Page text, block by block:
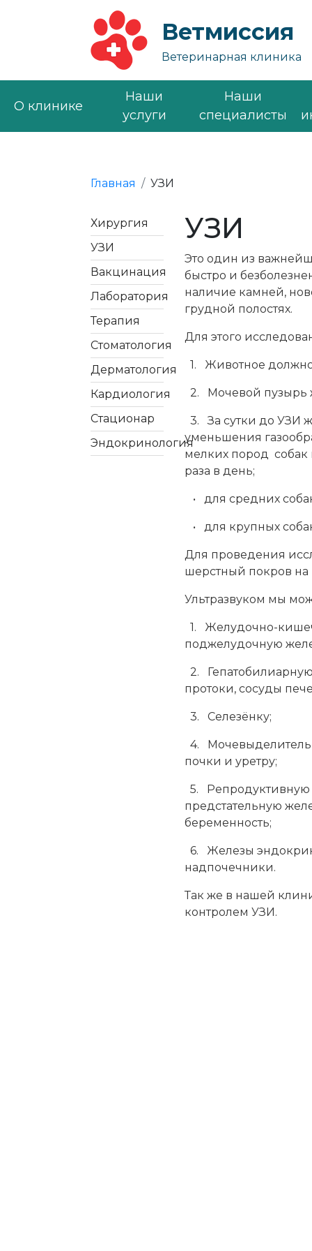
Ветмиссия
Ветеринарная клиника
О клинике
Наши
услуги
Наши
специалисты
Главная УЗИ
Хирургия
УЗИ
Вакцинация
Лаборатория
Терапия
Стоматология
Дерматология
Кардиология
Стационар
Эндокринология
УЗИ
Это один из
быстро и
наличие камней,
грудной полостях.
Для этого
1. Животное
2. Мочевой пузырь
3. За сутки до УЗИ
уменьшения
мелких пород собак
раза в день;
• для средних
• для крупных
Для проведения
шерстный покров на
Ультразвуком мы
1. Желудочно-
поджелудочную
2.
протоки, сосуды
3. Селезёнку;
4.
почки и уретру;
5. Репродуктивную
предстательную
беременность;
6. Железы
надпочечники.
Так же в нашей
контролем УЗИ.